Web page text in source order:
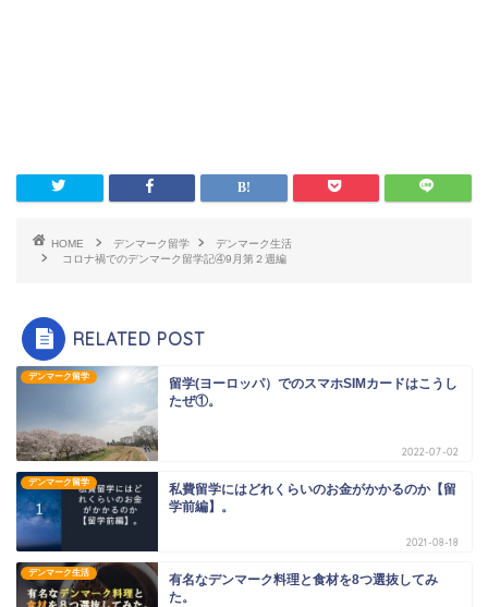
HOME デンマーク留学
デンマーク生活
コロナ禍でのデンマーク留学記④9月第２週編
RELATED POST
デンマーク留学
留学(ヨーロッパ）でのスマホSIMカードはこうし
たぜ①。
2022-07-02
デンマーク留学
私費留学にはどれくらいのお金がかかるのか【留
学前編】。
2021-08-18
デンマーク生活
有名なデンマーク料理と食材を8つ選抜してみ
た。